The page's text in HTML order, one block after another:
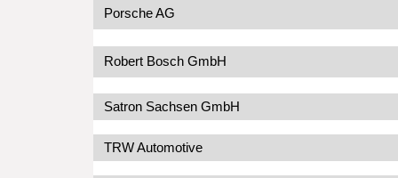
Porsche AG
Robert Bosch GmbH
Satron Sachsen GmbH
TRW Automotive